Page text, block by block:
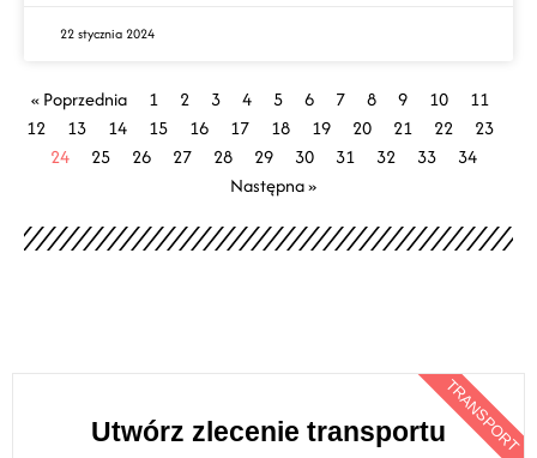
22 stycznia 2024
« Poprzednia 1 2 3 4 5 6 7 8 9 10
11
12
13 14 15 16 17 18 19 20 21 22
23
24
25 26 27 28 29 30 31 32 33
34
Następna »
Utwórz zlecenie transportuTRANSPORT